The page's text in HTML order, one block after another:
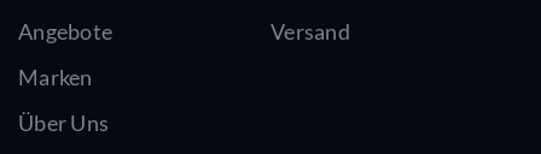
Angebote
Marken
Über Uns
Versand